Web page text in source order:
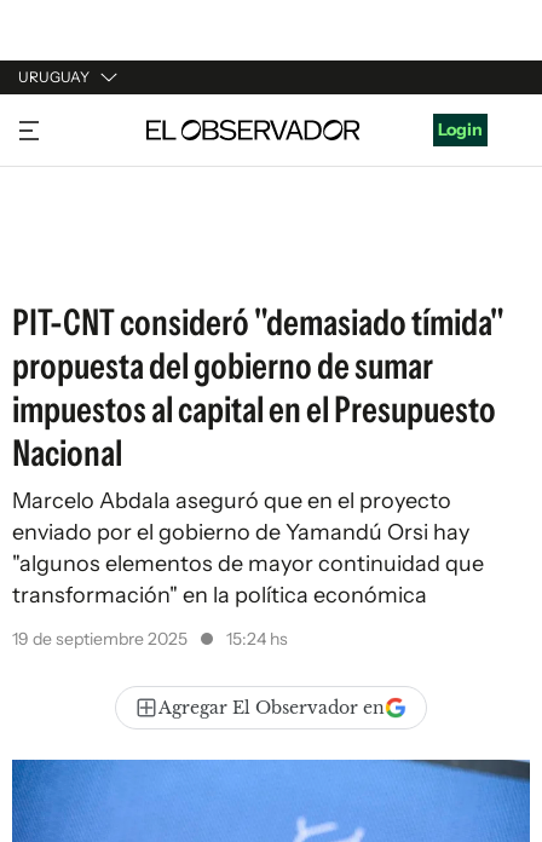
URUGUAY
URUGUAY
ARGENTINA
Login
PIT-CNT consideró "demasiado tímida"
propuesta del gobierno de sumar
impuestos al capital en el Presupuesto
Nacional
Marcelo Abdala aseguró que en el proyecto
enviado por el gobierno de Yamandú Orsi hay
"algunos elementos de mayor continuidad que
transformación" en la política económica
19 de septiembre 2025 15:24 hs
Agregar El Observador en